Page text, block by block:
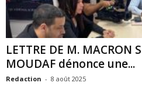
LETTRE DE M. MACRON
MOUDAF dénonce une...
Redaction - 8 août 2025